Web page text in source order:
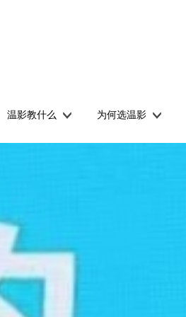
温影教什么 为何选温影